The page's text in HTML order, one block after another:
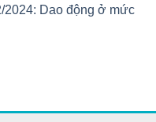
2024: Dao động ở mức